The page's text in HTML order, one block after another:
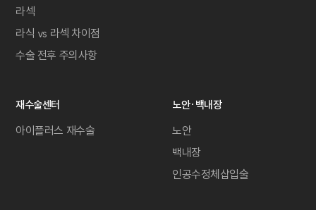
라섹
라식 vs 라섹 차이점
수술 전후 주의사항
재수술센터
아이플러스 재수술
노안·백내장
노안
백내장
인공수정체삽입술